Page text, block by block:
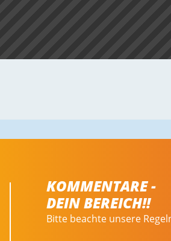
KOMMENTARE -
DEIN BEREICH!!
Bitte beachte unsere